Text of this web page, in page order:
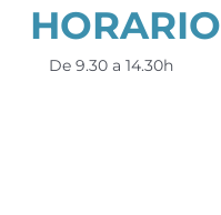
HORARIO
De 9.30 a 14.30h